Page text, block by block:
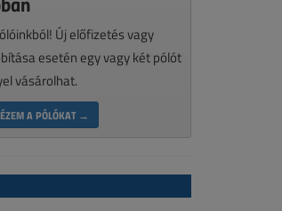
Új előfizetés vagy
esetén egy vagy két pólót
vásárolhat.
A PÓLÓKAT →